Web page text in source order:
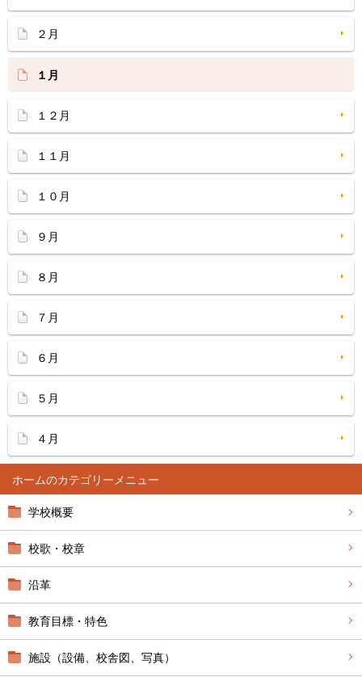
ホーム
学校概要
校歌・校章
沿革
教育目標・特色
施設（設備、校舎図、写真）
２月
１月
１２月
１１月
１０月
９月
８月
７月
６月
５月
４月